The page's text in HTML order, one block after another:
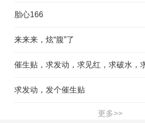
胎心166
来来来，炫“腹”了
求发动，发个催生贴
更多>>